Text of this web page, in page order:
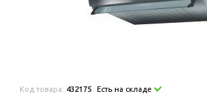
Код товара: 432175 Есть на складе